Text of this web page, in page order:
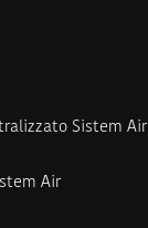
Sistem Air
Air